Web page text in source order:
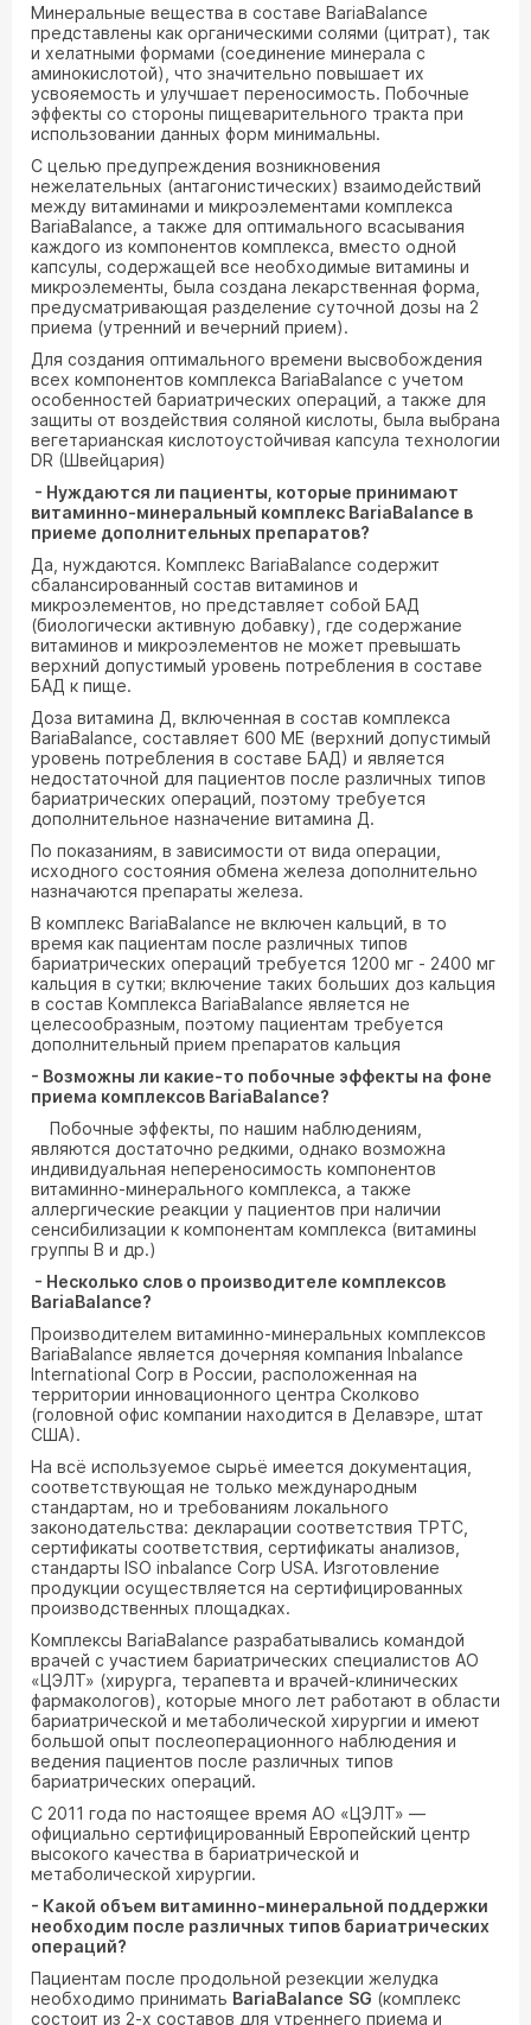
Минеральные вещества в составе BariaBalance
представлены как органическими солями (цитрат), так
и хелатными формами (соединение минерала с
аминокислотой), что значительно повышает их
усвояемость и улучшает переносимость. Побочные
эффекты со стороны пищеварительного тракта при
использовании данных форм минимальны.
С целью предупреждения возникновения
нежелательных (антагонистических) взаимодействий
между витаминами и микроэлементами комплекса
BariaBalance, а также для оптимального всасывания
каждого из компонентов комплекса, вместо одной
капсулы, содержащей все необходимые витамины и
микроэлементы, была создана лекарственная форма,
предусматривающая разделение суточной дозы на 2
приема (утренний и вечерний прием).
Для создания оптимального времени высвобождения
всех компонентов комплекса BariaBalance с учетом
особенностей бариатрических операций, а также для
защиты от воздействия соляной кислоты, была выбрана
вегетарианская кислотоустойчивая капсула технологии
DR (Швейцария)
- Нуждаются ли пациенты, которые принимают
витаминно-минеральный комплекс BariaBalance в
приеме дополнительных препаратов?
Да, нуждаются. Комплекс BariaBalance содержит
сбалансированный состав витаминов и
микроэлементов, но представляет собой БАД
(биологически активную добавку), где содержание
витаминов и микроэлементов не может превышать
верхний допустимый уровень потребления в составе
БАД к пище.
Доза витамина Д, включенная в состав комплекса
BariaBalance, составляет 600 МЕ (верхний допустимый
уровень потребления в составе БАД) и является
недостаточной для пациентов после различных типов
бариатрических операций, поэтому требуется
дополнительное назначение витамина Д.
По показаниям, в зависимости от вида операции,
исходного состояния обмена железа дополнительно
назначаются препараты железа.
В комплекс BariaBalance не включен кальций, в то
время как пациентам после различных типов
бариатрических операций требуется 1200 мг - 2400 мг
кальция в сутки; включение таких больших доз кальция
в состав Комплекса BariaBalance является не
целесообразным, поэтому пациентам требуется
дополнительный прием препаратов кальция
- Возможны ли какие-то побочные эффекты на фоне
приема комплексов BariaBalance?
Побочные эффекты, по нашим наблюдениям,
являются достаточно редкими, однако возможна
индивидуальная непереносимость компонентов
витаминно-минерального комплекса, а также
аллергические реакции у пациентов при наличии
сенсибилизации к компонентам комплекса (витамины
группы В и др.)
- Несколько слов о производителе комплексов
BariaBalance?
Производителем витаминно-минеральных комплексов
BariaBalance является дочерняя компания Inbalance
International Corp в России, расположенная на
территории инновационного центра Сколково
(головной офис компании находится в Делавэре, штат
США).
На всё используемое сырьё имеется документация,
соответствующая не только международным
стандартам, но и требованиям локального
законодательства: декларации соответствия ТРТС,
сертификаты соответствия, сертификаты анализов,
стандарты ISO inbalance Corp USA. Изготовление
продукции осуществляется на сертифицированных
производственных площадках.
Комплексы BariaBalance разрабатывались командой
врачей с участием бариатрических специалистов АО
«ЦЭЛТ» (хирурга, терапевта и врачей-клинических
фармакологов), которые много лет работают в области
бариатрической и метаболической хирургии и имеют
большой опыт послеоперационного наблюдения и
ведения пациентов после различных типов
бариатрических операций.
С 2011 года по настоящее время АО «ЦЭЛТ» —
официально сертифицированный Европейский центр
высокого качества в бариатрической и
метаболической хирургии.
- Какой объем витаминно-минеральной поддержки
необходим после различных типов бариатрических
операций?
Пациентам после продольной резекции желудка
необходимо принимать BariaBalance SG (комплекс
состоит из 2-х составов для утреннего приема и